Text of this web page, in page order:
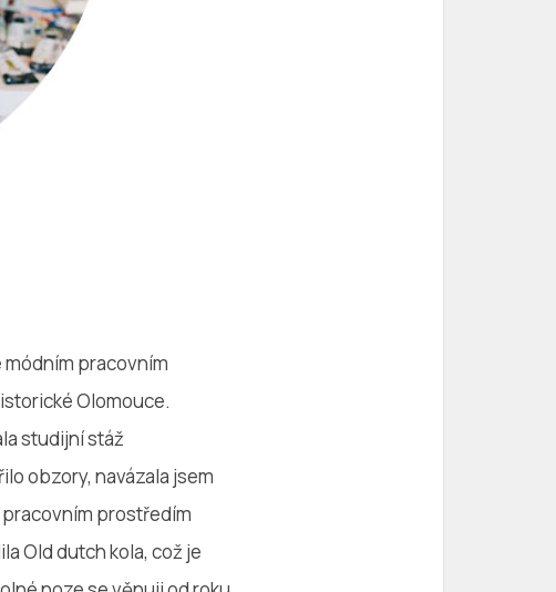
pracovním
Olomouce.
studijní stáž
obzory, navázala jsem
prostředím
Old dutch kola, což je